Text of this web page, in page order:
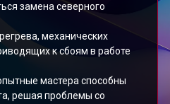
замена северного
механических
к сбоям в работе
мастера способны
решая проблемы со